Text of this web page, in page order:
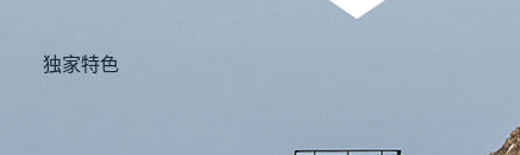
独家特色